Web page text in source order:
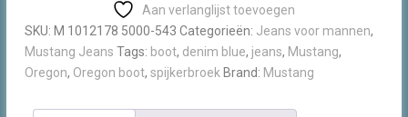
denim
aantal
Aan verlanglijst toevoegen
SKU: M 1012178 5000-543 Categorieën: Jeans voor mannen,
Mustang Jeans Tags: boot, denim blue, jeans, Mustang,
Oregon, Oregon boot, spijkerbroek Brand: Mustang